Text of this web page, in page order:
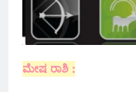
ಮೇಷ ರಾಶಿ :